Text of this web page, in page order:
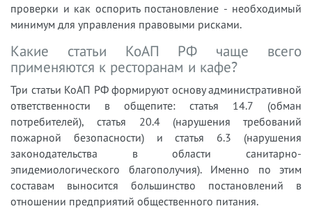
проверки и как оспорить постановление - необходимый
минимум для управления правовыми рисками.
Какие статьи КоАП РФ чаще всего
применяются к ресторанам и кафе?
Три статьи КоАП РФ формируют основу административной
ответственности в общепите: статья 14.7 (обман
потребителей), статья 20.4 (нарушения требований
пожарной безопасности) и статья 6.3 (нарушения
законодательства в области санитарно-
эпидемиологического благополучия). Именно по этим
составам выносится большинство постановлений в
отношении предприятий общественного питания.